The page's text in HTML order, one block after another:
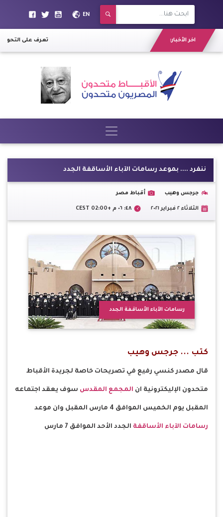
EN
اخر الأخبار: تعرف على
ننفرد .... بموعد رسامات الآباء الأساقفة الجدد
جرجس وهيب أقباط مصر
الثلاثاء ٢ فبراير ٢٠٢١ ٤٨: ٠٦ م +02:00 CEST
رسامات الآباء الأساقفة الجدد
كتب ... جرجس وهيب
قال مصدر كنسي رفيع في تصريحات خاصة لجريدة الأقباط
متحدون الإليكترونية ان المجمع المقدس سوف يعقد اجتماعه
المقبل يوم الخميس الموافق 4 مارس المقبل وان موعد
رسامات الآباء الأساقفة الجدد الأحد الموافق 7 مارس